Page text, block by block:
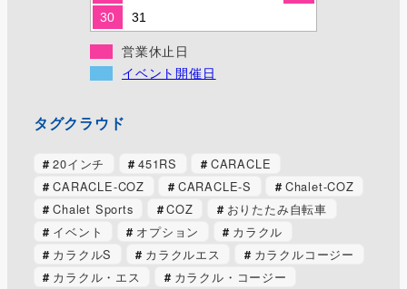
30
31
営業休止日
イベント開催日
タグクラウド
20インチ 451RS
CARACLE
CARACLE-COZ
CARACLE-S
Chalet-COZ
Chalet Sports
COZ
おりたたみ自転車
イベント
オプション
カラクル
カラクルS
カラクルエス
カラクルコージー
カラクル・エス
カラクル・コージー